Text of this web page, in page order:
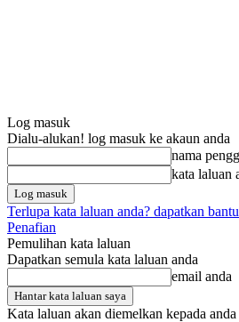
Log masuk
Dialu-alukan! log masuk ke akaun anda
nama
kata laluan
Terlupa kata laluan anda? dapatkan
Penafian
Pemulihan kata laluan
Dapatkan semula kata laluan anda
email anda
Kata laluan akan diemelkan kepada anda